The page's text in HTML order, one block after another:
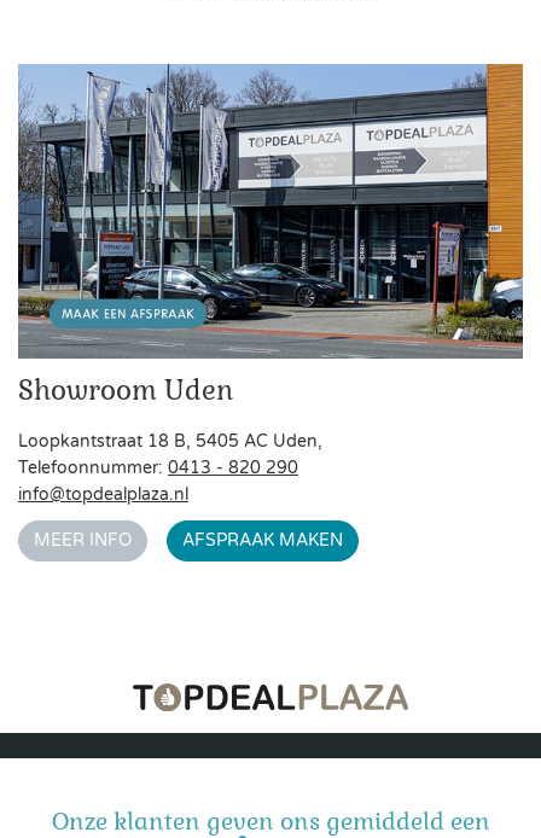
Showroom Uden
Loopkantstraat 18 B, 5405 AC Uden,
Telefoonnummer: 0413 - 820 290
info@topdealplaza.nl
MEER INFO AFSPRAAK MAKEN
Onze klanten geven ons gemiddeld een